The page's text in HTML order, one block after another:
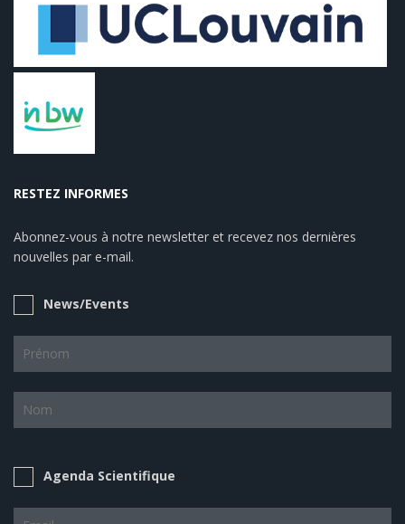
RESTEZ INFORMES
Abonnez-vous à notre newsletter et recevez nos dernières
nouvelles par e-mail.
News/Events
Agenda Scientifique